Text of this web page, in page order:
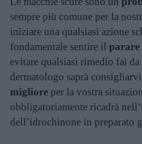
sempre più comune per la
iniziare una qualsiasi azione
fondamentale sentire il parare
evitare qualsiasi rimedio fai
dermatologo saprà
migliore per la vostra
obbligatoriamente ricadrà
dell’idrochinone in preparato